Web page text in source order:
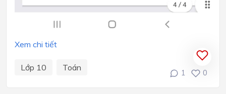
Xem chi tiết
Lớp 10 Toán
1 0